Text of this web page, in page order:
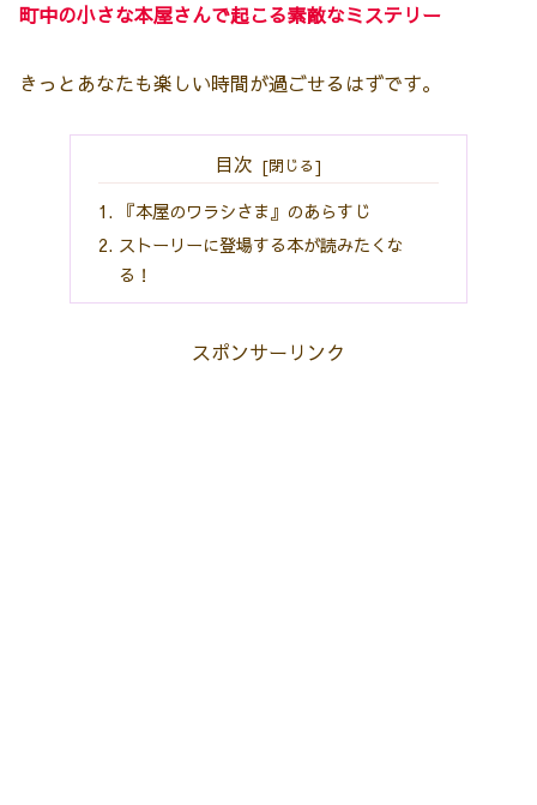
町中の小さな本屋さんで起こる素敵なミステリー
きっとあなたも楽しい時間が過ごせるはずです。
目次
『本屋のワラシさま』のあらすじ
ストーリーに登場する本が読みたくな
る！
スポンサーリンク